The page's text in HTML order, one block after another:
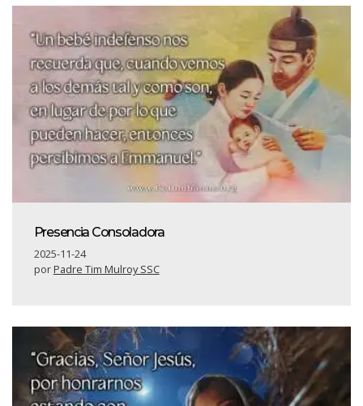
Presencia Consoladora
2025-11-24
porPadre Tim Mulroy SSC